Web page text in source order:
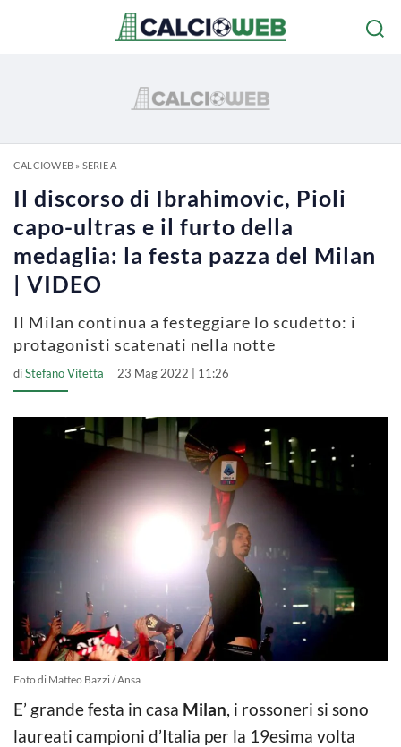
CALCIOWEB» SERIE A
Il discorso di Ibrahimovic, Pioli
capo-ultras e il furto della
medaglia: la festa pazza del Milan
| VIDEO
Il Milan continua a festeggiare lo scudetto: i
protagonisti scatenati nella notte
diStefano Vitetta 23 Mag 2022 | 11:26
Foto di Matteo Bazzi / Ansa
E’ grande festa in casa Milan, i rossoneri si sono
laureati campioni d’Italia per la 19esima volta